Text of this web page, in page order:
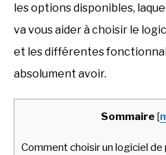
les options disponibles,
va vous aider à choisir le
et les différentes
absolument avoir.
Sommaire [
Comment choisir un logiciel de